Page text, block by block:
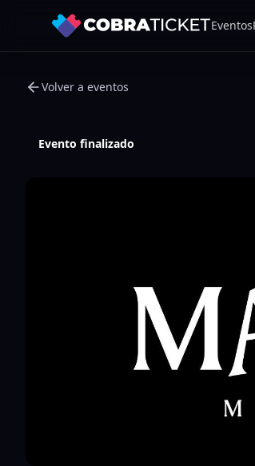
Eventos
Volver a eventos
Evento finalizado